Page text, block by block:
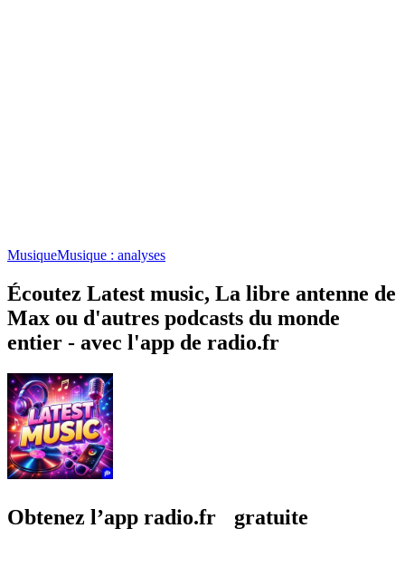
MusiqueMusique : analyses
Écoutez Latest music, La libre antenne de
Max ou d'autres podcasts du monde
entier - avec l'app de radio.fr
Obtenez l’app radio.fr gratuite